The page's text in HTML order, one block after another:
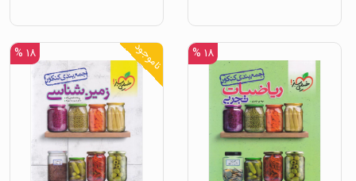
۱۸ % ناموجود ۱۸ %